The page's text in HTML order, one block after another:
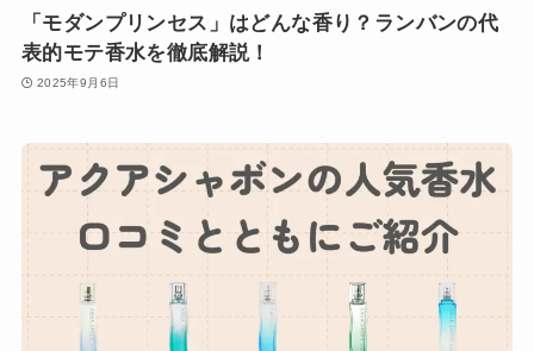
「モダンプリンセス」はどんな香り？ランバンの代
表的モテ香水を徹底解説！
2025年9月6日